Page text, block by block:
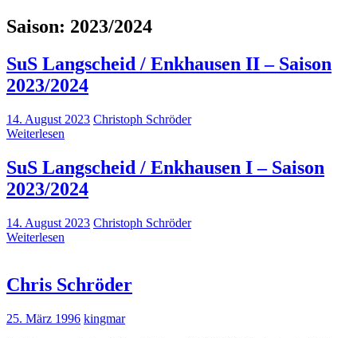
Saison: 2023/2024
SuS Langscheid / Enkhausen II – Saison
2023/2024
14. August 2023 Christoph Schröder
Weiterlesen
SuS Langscheid / Enkhausen I – Saison
2023/2024
14. August 2023 Christoph Schröder
Weiterlesen
Chris Schröder
25. März 1996 kingmar